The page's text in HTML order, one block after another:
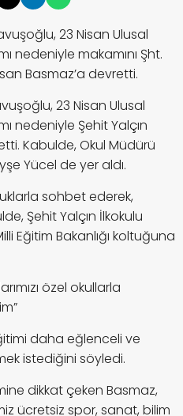
23 Nisan Ulusal
nedeniyle makamını Şht.
Basmaz’a devretti.
23 Nisan Ulusal
nedeniyle Şehit Yalçın
Kabulde, Okul Müdürü
Yücel de yer aldı.
sohbet ederek,
Şehit Yalçın İlkokulu
Eğitim Bakanlığı koltuğuna
özel okullarla
daha eğlenceli ve
istediğini söyledi.
dikkat çeken Basmaz,
ücretsiz spor, sanat, bilim